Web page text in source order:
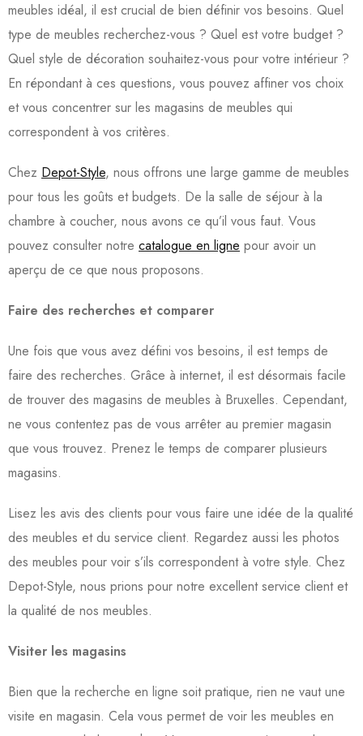
meubles idéal, il est crucial de bien définir vos besoins. Quel
type de meubles recherchez-vous ? Quel est votre budget ?
Quel style de décoration souhaitez-vous pour votre intérieur ?
En répondant à ces questions, vous pouvez affiner vos choix
et vous concentrer sur les magasins de meubles qui
correspondent à vos critères.
Chez Depot-Style, nous offrons une large gamme de meubles
pour tous les goûts et budgets. De la salle de séjour à la
chambre à coucher, nous avons ce qu’il vous faut. Vous
pouvez consulter notre catalogue en ligne pour avoir un
aperçu de ce que nous proposons.
Faire des recherches et comparer
Une fois que vous avez défini vos besoins, il est temps de
faire des recherches. Grâce à internet, il est désormais facile
de trouver des magasins de meubles à Bruxelles. Cependant,
ne vous contentez pas de vous arrêter au premier magasin
que vous trouvez. Prenez le temps de comparer plusieurs
magasins.
Lisez les avis des clients pour vous faire une idée de la qualité
des meubles et du service client. Regardez aussi les photos
des meubles pour voir s’ils correspondent à votre style. Chez
Depot-Style, nous prions pour notre excellent service client et
la qualité de nos meubles.
Visiter les magasins
Bien que la recherche en ligne soit pratique, rien ne vaut une
visite en magasin. Cela vous permet de voir les meubles en